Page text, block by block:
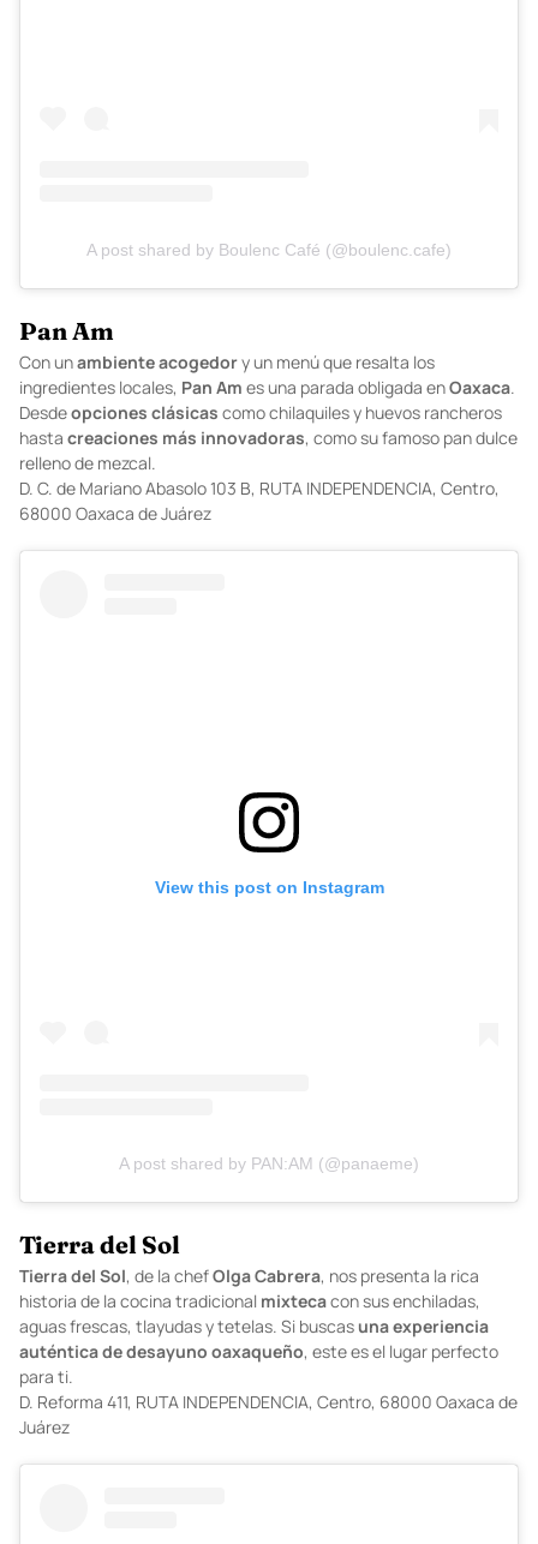
A post shared by Boulenc Café (@boulenc.cafe)
Pan Am
Con unambienteacogedory un menú que resalta los
ingredientes locales, Pan Am es una parada obligada enOaxaca.
Desdeopciones clásicas como chilaquiles y huevos rancheros
hasta creaciones más innovadoras, como su famoso pan dulce
relleno de mezcal.
D. C. de Mariano Abasolo 103 B, RUTA INDEPENDENCIA, Centro,
68000 Oaxaca de Juárez
View this post on Instagram
A post shared by PAN:AM (@panaeme)
Tierra del Sol
Tierradel Sol, de la chefOlgaCabrera, nos presenta la rica
historia de la cocina tradicional mixtecacon sus enchiladas,
aguas frescas, tlayudas y tetelas. Si buscasuna experiencia
auténtica de desayuno oaxaqueño, este es el lugar perfecto
para ti.
D. Reforma 411, RUTA INDEPENDENCIA, Centro, 68000 Oaxaca de
Juárez